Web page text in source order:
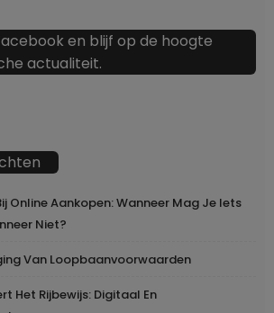
en blijf op de hoogte
actualiteit.
Online Aankopen: Wanneer Mag Je Iets
Niet?
Van Loopbaanvoorwaarden
Het Rijbewijs: Digitaal En